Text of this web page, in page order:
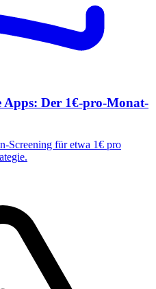
Apps: Der 1€-pro-Monat-
Screening für etwa 1€ pro